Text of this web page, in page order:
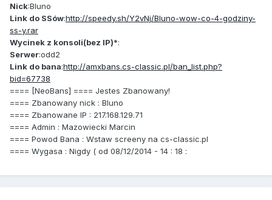
Nick:Bluno
Link do SSów:http://speedy.sh/Y2vNj/Bluno-wow-co-4-godziny-
ss-y.rar
Wycinek z konsoli(bez IP)*:
Serwer:odd2
Link do bana:http://amxbans.cs-classic.pl/ban_list.php?
bid=67738
==== [NeoBans] ==== Jestes Zbanowany!
==== Zbanowany nick : Bluno
==== Zbanowane IP : 217.168.129.71
==== Admin : Mazowiecki Marcin
==== Powod Bana : Wstaw screeny na cs-classic.pl
==== Wygasa : Nigdy ( od 08/12/2014 - 14 : 18 :